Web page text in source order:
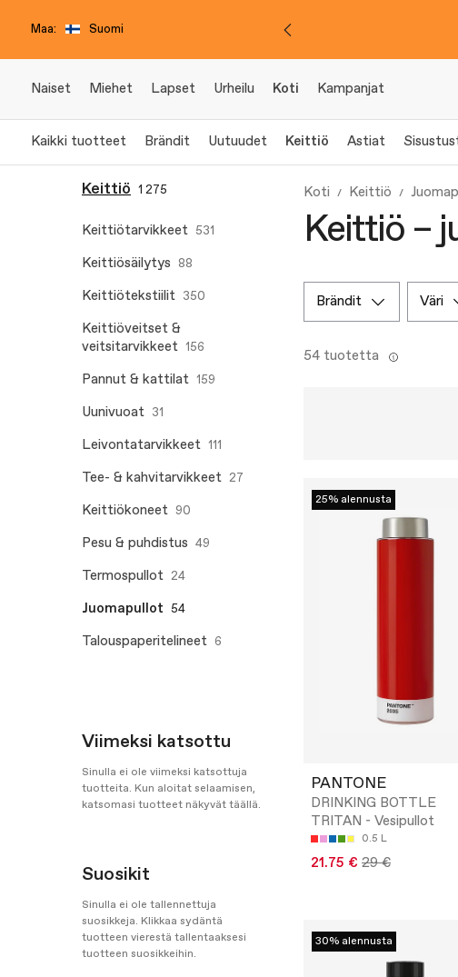
Maa: Suomi
Naiset Miehet Lapset Urheilu Koti Kampanjat
Kaikki tuotteet Brändit Uutuudet Keittiö Astiat
Keittiö 1 275
Keittiötarvikkeet 531
Keittiösäilytys 88
Keittiötekstiilit 350
Keittiöveitset &
veitsitarvikkeet 156
Pannut & kattilat 159
Uunivuoat 31
Leivontatarvikkeet 111
Tee- & kahvitarvikkeet 27
Keittiökoneet 90
Pesu & puhdistus 49
Termospullot 24
Juomapullot 54
Talouspaperitelineet 6
Viimeksi katsottu
Sinulla ei ole viimeksi katsottuja
tuotteita. Kun aloitat selaamisen,
katsomasi tuotteet näkyvät täällä.
Suosikit
Sinulla ei ole tallennettuja
suosikkeja. Klikkaa sydäntä
tuotteen vierestä tallentaaksesi
tuotteen suosikkeihin.
Koti Keittiö
Keittiö –
brändit väri
54 tuotetta
25% alennusta
PANTONE
DRINKING BOTTLE
TRITAN - Vesipullot
0.5 L
21.75 € 29 €
30% alennusta